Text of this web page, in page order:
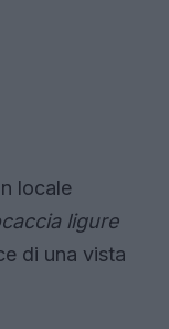
locale
ligure
di una vista